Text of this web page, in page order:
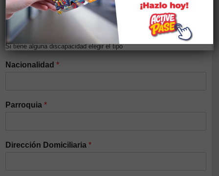
Discapacidad*
Si tiene alguna discapacidad elegir el tipo
Nacionalidad *
Parroquia *
Dirección Domiciliaria *